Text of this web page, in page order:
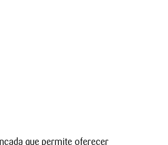
que permite oferecer